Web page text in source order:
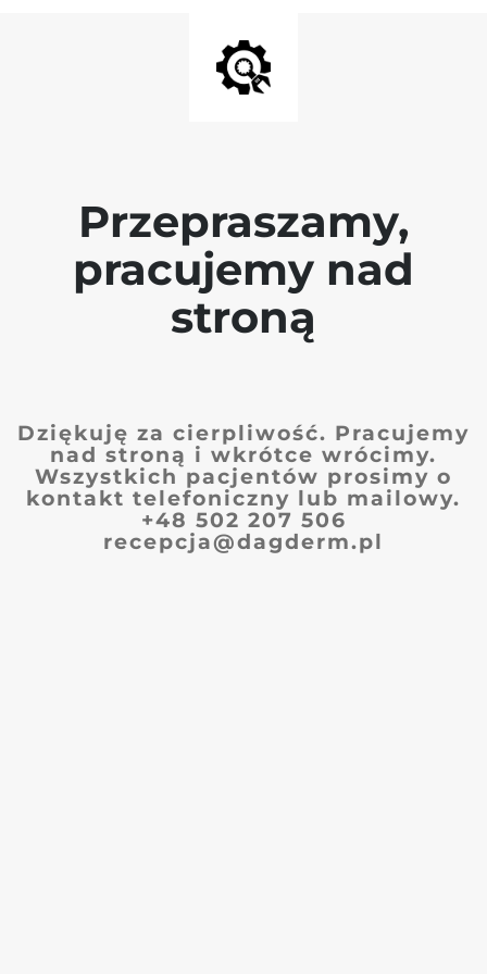
Przepraszamy,
pracujemy nad
stroną
Dziękuję za cierpliwość. Pracujemy
nad stroną i wkrótce wrócimy.
Wszystkich pacjentów prosimy o
kontakt telefoniczny lub mailowy.
+48 502 207 506
recepcja@dagderm.pl